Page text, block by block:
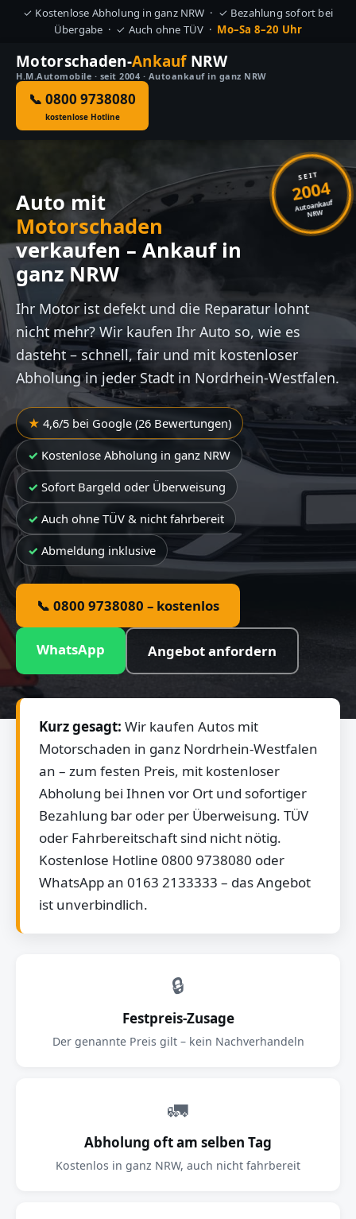
✓ Kostenlose Abholung in ganz NRW · ✓ Bezahlung sofort bei
Übergabe · ✓ Auch ohne TÜV · Mo–Sa 8–20 Uhr
Motorschaden-AnkaufNRW
H.M.Automobile · seit 2004 · Autoankauf in ganz NRW
📞 0800 9738080
kostenlose Hotline
SEIT
2004
Autoankauf
NRW
Auto mit
Motorschaden
verkaufen – Ankauf in
ganz NRW
Ihr Motor ist defekt und die Reparatur lohnt
nicht mehr? Wir kaufen Ihr Auto so, wie es
dasteht – schnell, fair und mit kostenloser
Abholung in jeder Stadt in Nordrhein-Westfalen.
4,6/5 bei Google (26 Bewertungen)
Kostenlose Abholung in ganz NRW
Sofort Bargeld oder Überweisung
Auch ohne TÜV & nicht fahrbereit
Abmeldung inklusive
📞 0800 9738080 – kostenlos
WhatsApp Angebot anfordern
Kurz gesagt: Wir kaufen Autos mit
Motorschaden in ganz Nordrhein-Westfalen
an – zum festen Preis, mit kostenloser
Abholung bei Ihnen vor Ort und sofortiger
Bezahlung bar oder per Überweisung. TÜV
oder Fahrbereitschaft sind nicht nötig.
Kostenlose Hotline 0800 9738080 oder
WhatsApp an 0163 2133333 – das Angebot
ist unverbindlich.
🔒
Festpreis-Zusage
Der genannte Preis gilt – kein Nachverhandeln
🚛
Abholung oft am selben Tag
Kostenlos in ganz NRW, auch nicht fahrbereit